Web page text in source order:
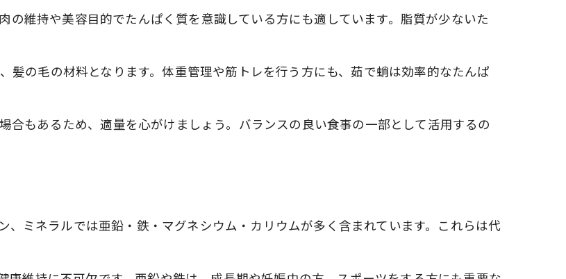
維持や美容目的でたんぱく質を意識している方にも適しています。脂質が少ないた
髪の毛の材料となります。体重管理や筋トレを行う方にも、茹で蛸は効率的なたんぱ
合もあるため、適量を心がけましょう。バランスの良い食事の一部として活用するの
ミネラルでは亜鉛・鉄・マグネシウム・カリウムが多く含まれています。これらは代